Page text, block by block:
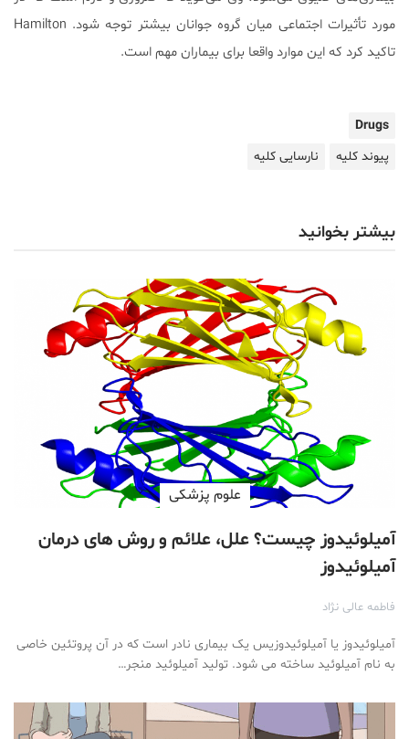
مورد تأثیرات اجتماعی میان گروه جوانان بیشتر توجه شود. Hamilton
تاکید کرد که این موارد واقعا برای بیماران مهم است.
Drugs
پیوند کلیه
نارسایی کلیه
بیشتر بخوانید
علوم پزشكی
آمیلوئیدوز چیست؟ علل، علائم و روش های درمان
آمیلوئیدوز
فاطمه عالی نژاد
آمیلوئیدوز یا آمیلوئیدوزیس یک بیماری نادر است که در آن پروتئین خاصی
به نام آمیلوئید ساخته می شود. تولید آمیلوئید منجر…